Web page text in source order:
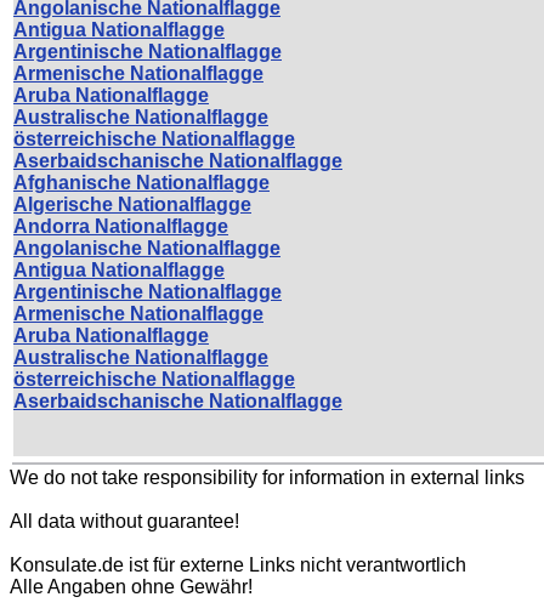
Angolanische Nationalflagge
Antigua Nationalflagge
Argentinische Nationalflagge
Armenische Nationalflagge
Aruba Nationalflagge
Australische Nationalflagge
österreichische Nationalflagge
Aserbaidschanische Nationalflagge
Afghanische Nationalflagge
Algerische Nationalflagge
Andorra Nationalflagge
Angolanische Nationalflagge
Antigua Nationalflagge
Argentinische Nationalflagge
Armenische Nationalflagge
Aruba Nationalflagge
Australische Nationalflagge
österreichische Nationalflagge
Aserbaidschanische Nationalflagge
We do not take responsibility for information in external links
All data without guarantee!
Konsulate.de ist für externe Links nicht verantwortlich
Alle Angaben ohne Gewähr!